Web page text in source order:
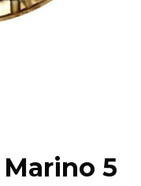
Marino 5